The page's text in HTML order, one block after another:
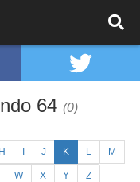
64 (0)
H J K L M
W X Y Z